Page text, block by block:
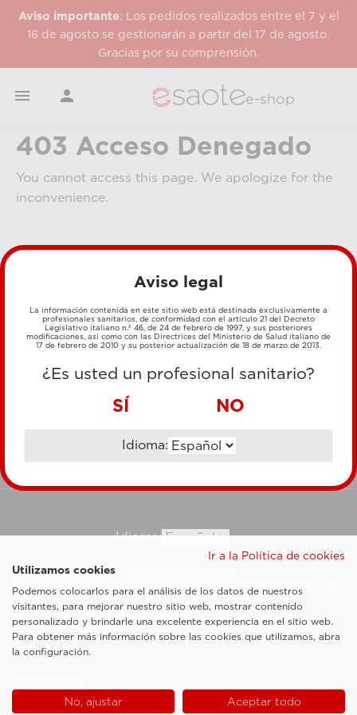
Aviso importante: Los pedidos realizados entre el 7 y el
16 de agosto se gestionarán a partir del 17 de agosto.
Gracias por su comprensión.
  e-shop
403 Acceso Denegado
You cannot access this page. We apologize for the
inconvenience.
MÉTODOS DE PAGO
TRANSFERENCIA BANCARIA
Idioma:
Esaote SpA ©2026 - Vat Code IT05131180969
Sociedad sujeta a la actividad de dirección y coordinación de Shanghai Luzi
Enterprise Management Consultancy Center (Limited Partnership)
Notas legales
Cookie Policy
Aviso legal
La información contenida en este sitio web está destinada exclusivamente a
profesionales sanitarios, de conformidad con el artículo 21 del Decreto
Legislativo italiano n.º 46, de 24 de febrero de 1997, y sus posteriores
modificaciones, así como con las Directrices del Ministerio de Salud italiano de
17 de febrero de 2010 y su posterior actualización de 18 de marzo de 2013.
¿Es usted un profesional sanitario?
SÍ NO
Idioma:
Ir a la Política de cookies
Utilizamos cookies
Podemos colocarlos para el análisis de los datos de nuestros
visitantes, para mejorar nuestro sitio web, mostrar contenido
personalizado y brindarle una excelente experiencia en el sitio web.
Para obtener más información sobre las cookies que utilizamos, abra
la configuración.
No, ajustar Aceptar todo